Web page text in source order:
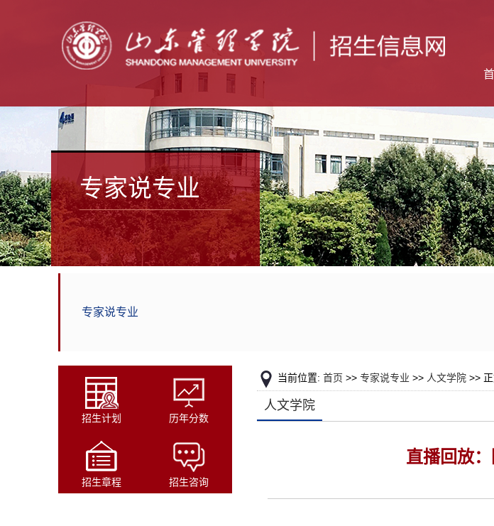
专家说专业
专家说专业
招生计划 历年分数
招生章程 招生咨询
当前位置: 首页 >> 专家说专业 >> 人文学院 >>
人文学院
直播回放